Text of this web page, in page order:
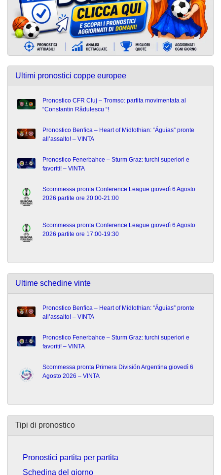
Ultimi pronostici coppe europee
Pronostico CFR Cluj – Tromso: partita movimentata al
“Constantin Rădulescu “!
Pronostico Benfica – Heart of Midlothian: “Águias” pronte
all’assalto! – VINTA
Pronostico Fenerbahce – Sturm Graz: turchi superiori e
favoriti! – VINTA
Scommessa pronta Conference League giovedì 6 Agosto
2026 partite ore 20:00-21:00
Scommessa pronta Conference League giovedì 6 Agosto
2026 partite ore 17:00-19:30
Ultime schedine vinte
Pronostico Benfica – Heart of Midlothian: “Águias” pronte
all’assalto! – VINTA
Pronostico Fenerbahce – Sturm Graz: turchi superiori e
favoriti! – VINTA
Scommessa pronta Primera División Argentina giovedì 6
Agosto 2026 – VINTA
Tipi di pronostico
Pronostici partita per partita
Schedina del giorno